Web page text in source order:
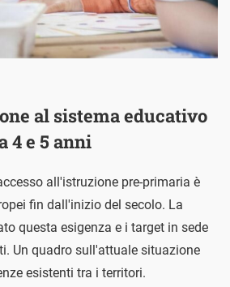
al sistema educativo
4 e 5 anni
all'istruzione pre-primaria è
fin dall'inizio del secolo. La
questa esigenza e i target in sede
Un quadro sull'attuale situazione
esistenti tra i territori.